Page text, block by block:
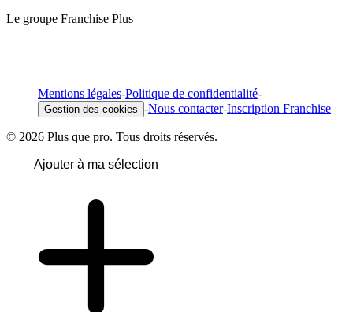
Le groupe Franchise Plus
Mentions légales-Politique de confidentialité-
Gestion des cookies -Nous contacter-Inscription Franchise
© 2026 Plus que pro. Tous droits réservés.
Ajouter à ma sélection